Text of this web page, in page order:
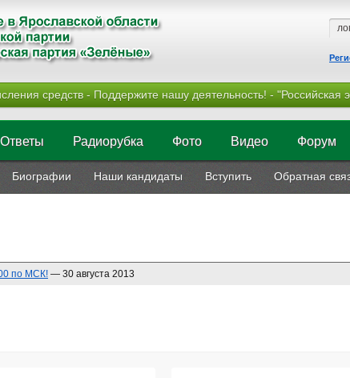
средств - Поддержите нашу деятельность! - "Российская
Ответы Радиорубка Фото Видео Форум
Биографии Наши кандидаты Вступить Обратная
по МСК! — 30 августа 2013